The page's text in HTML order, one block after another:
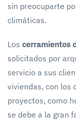
sin preocuparte
climáticas.
Los cerramientos
solicitados por
servicio a sus
viviendas, con los
proyectos, como
se debe a la gran